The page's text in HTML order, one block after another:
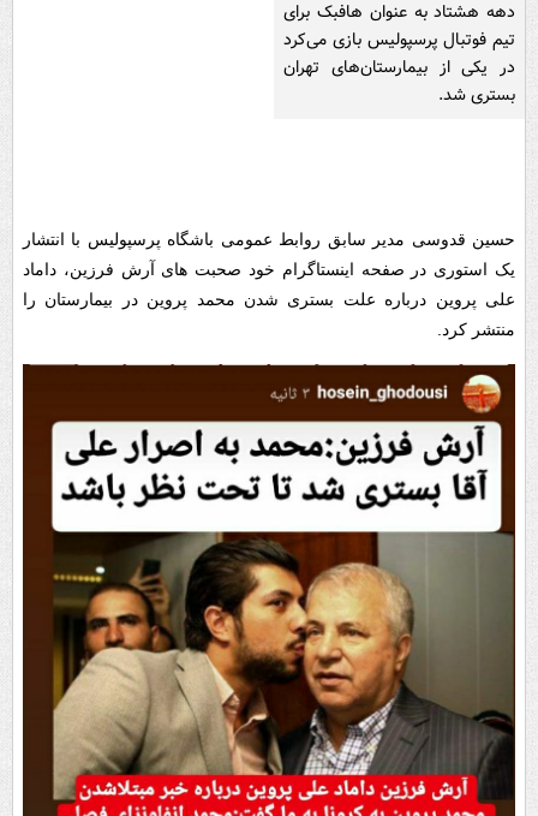
دهه هشتاد به عنوان هافبک برای
تیم فوتبال پرسپولیس بازی می‌کرد
در یکی از بیمارستان‌های تهران
بستری شد.
حسین قدوسی مدیر سابق روابط عمومی باشگاه پرسپولیس با انتشار
یک استوری در صفحه اینستاگرام خود صحبت های آرش فرزین، داماد
علی پروین درباره علت بستری شدن محمد پروین در بیمارستان را
منتشر کرد.